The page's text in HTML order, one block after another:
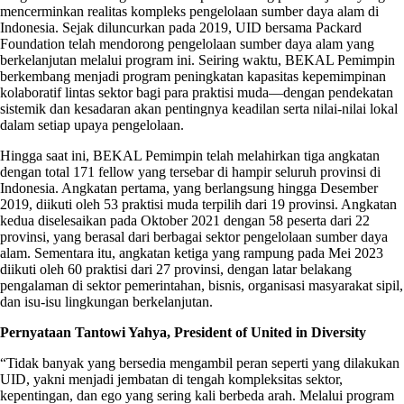
mencerminkan realitas kompleks pengelolaan sumber daya alam di
Indonesia. Sejak diluncurkan pada 2019, UID bersama Packard
Foundation telah mendorong pengelolaan sumber daya alam yang
berkelanjutan melalui program ini. Seiring waktu, BEKAL Pemimpin
berkembang menjadi program peningkatan kapasitas kepemimpinan
kolaboratif lintas sektor bagi para praktisi muda—dengan pendekatan
sistemik dan kesadaran akan pentingnya keadilan serta nilai-nilai lokal
dalam setiap upaya pengelolaan.
Hingga saat ini, BEKAL Pemimpin telah melahirkan tiga angkatan
dengan total 171 fellow yang tersebar di hampir seluruh provinsi di
Indonesia. Angkatan pertama, yang berlangsung hingga Desember
2019, diikuti oleh 53 praktisi muda terpilih dari 19 provinsi. Angkatan
kedua diselesaikan pada Oktober 2021 dengan 58 peserta dari 22
provinsi, yang berasal dari berbagai sektor pengelolaan sumber daya
alam. Sementara itu, angkatan ketiga yang rampung pada Mei 2023
diikuti oleh 60 praktisi dari 27 provinsi, dengan latar belakang
pengalaman di sektor pemerintahan, bisnis, organisasi masyarakat sipil,
dan isu-isu lingkungan berkelanjutan.
Pernyataan Tantowi Yahya, President of United in Diversity
“Tidak banyak yang bersedia mengambil peran seperti yang dilakukan
UID, yakni menjadi jembatan di tengah kompleksitas sektor,
kepentingan, dan ego yang sering kali berbeda arah. Melalui program